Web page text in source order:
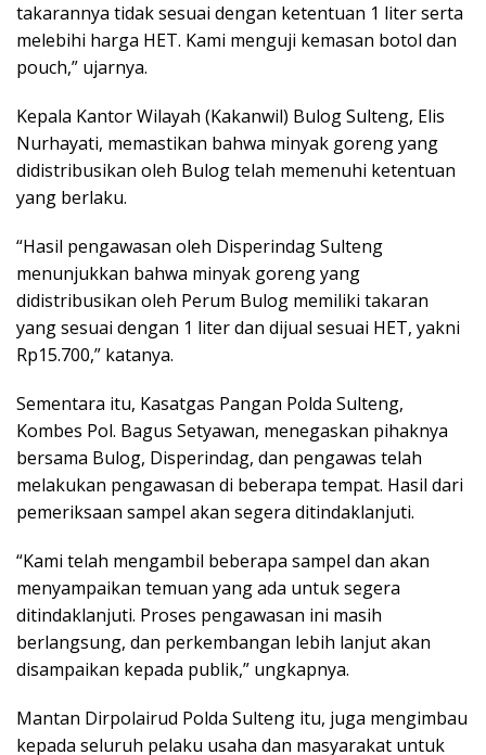
takarannya tidak sesuai dengan ketentuan 1 liter serta
melebihi harga HET. Kami menguji kemasan botol dan
pouch,” ujarnya.
Kepala Kantor Wilayah (Kakanwil) Bulog Sulteng, Elis
Nurhayati, memastikan bahwa minyak goreng yang
didistribusikan oleh Bulog telah memenuhi ketentuan
yang berlaku.
“Hasil pengawasan oleh Disperindag Sulteng
menunjukkan bahwa minyak goreng yang
didistribusikan oleh Perum Bulog memiliki takaran
yang sesuai dengan 1 liter dan dijual sesuai HET, yakni
Rp15.700,” katanya.
Sementara itu, Kasatgas Pangan Polda Sulteng,
Kombes Pol. Bagus Setyawan, menegaskan pihaknya
bersama Bulog, Disperindag, dan pengawas telah
melakukan pengawasan di beberapa tempat. Hasil dari
pemeriksaan sampel akan segera ditindaklanjuti.
“Kami telah mengambil beberapa sampel dan akan
menyampaikan temuan yang ada untuk segera
ditindaklanjuti. Proses pengawasan ini masih
berlangsung, dan perkembangan lebih lanjut akan
disampaikan kepada publik,” ungkapnya.
Mantan Dirpolairud Polda Sulteng itu, juga mengimbau
kepada seluruh pelaku usaha dan masyarakat untuk